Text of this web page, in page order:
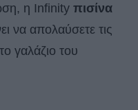
η Infinity πισίνα
να απολαύσετε τις
γαλάζιο του